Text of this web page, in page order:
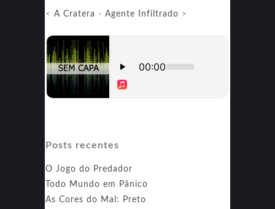
< A Cratera - Agente Infiltrado >
Posts recentes
O Jogo do Predador
Todo Mundo em Pânico
As Cores do Mal: Preto